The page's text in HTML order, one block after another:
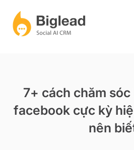
7+ cách chăm
facebook cực kỳ
nên